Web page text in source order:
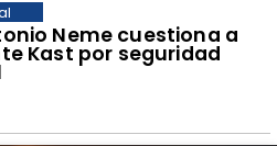
Neme cuestiona a
Kast por seguridad